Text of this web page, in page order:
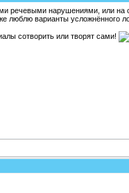
речевыми нарушениями, или на
люблю варианты усложнённого
сотворить или творят сами!